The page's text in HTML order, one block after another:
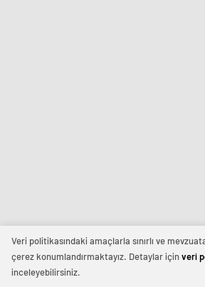
Veri politikasındaki amaçlarla sınırlı ve
çerez konumlandırmaktayız. Detaylar içinveri
inceleyebilirsiniz.